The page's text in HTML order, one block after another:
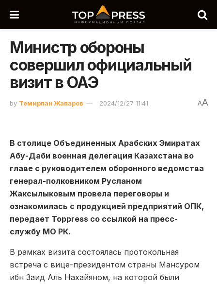
Министр обороны
совершил официальный
визит в ОАЭ
by Темирлан Жапаров 2024/12/27 11:41 AA
В столице Объединенных Арабских Эмиратах
Абу-Даби военная делегация Казахстана во
главе с руководителем оборонного ведомства
генерал-полковником Русланом
Жаксылыковым провела переговоры и
ознакомилась с продукцией предприятий ОПК,
передает Toppress со ссылкой на пресс-
службу МО РК.
В рамках визита состоялась протокольная
встреча с вице-президентом страны Мансуром
ибн Заид Аль Нахайяном, на которой были